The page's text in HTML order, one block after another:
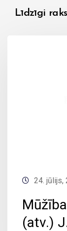
Līdzīgi
24. jūlijs,
(atv.)